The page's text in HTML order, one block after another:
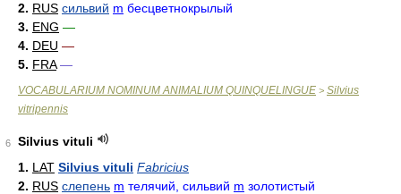
2. RUS сильвий m бесцветнокрылый
3. ENG —
4. DEU —
5. FRA —
VOCABULARIUM NOMINUM ANIMALIUM QUINQUELINGUE > Silvius
vitripennis
6
Silvius vituli
1. LAT Silvius vituli Fabricius
2. RUS слепень m телячий, сильвий m золотистый